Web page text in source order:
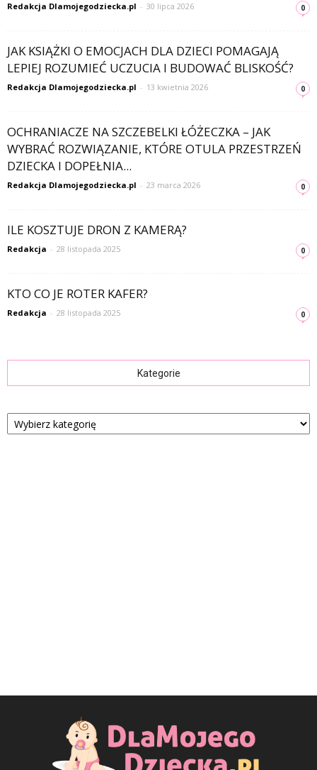
Redakcja Dlamojegodziecka.pl - 30 lipca 2026 0
JAK KSIĄŻKI O EMOCJACH DLA DZIECI POMAGAJĄ
LEPIEJ ROZUMIEĆ UCZUCIA I BUDOWAĆ BLISKOŚĆ?
Redakcja Dlamojegodziecka.pl - 13 kwietnia 2026 0
OCHRANIACZE NA SZCZEBELKI ŁÓŻECZKA – JAK
WYBRAĆ ROZWIĄZANIE, KTÓRE OTULA PRZESTRZEŃ
DZIECKA I DOPEŁNIA...
Redakcja Dlamojegodziecka.pl - 23 marca 2026 0
ILE KOSZTUJE DRON Z KAMERĄ?
Redakcja - 28 listopada 2025 0
KTO CO JE ROTER KAFER?
Redakcja - 28 listopada 2025 0
Kategorie
Kategorie